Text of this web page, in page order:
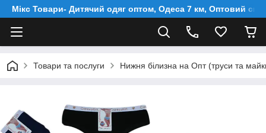
Мікс Товари- Дитячий одяг оптом, Одеса 7 км, Оптовий
Товари та послуги Нижня білизна на Опт (труси та